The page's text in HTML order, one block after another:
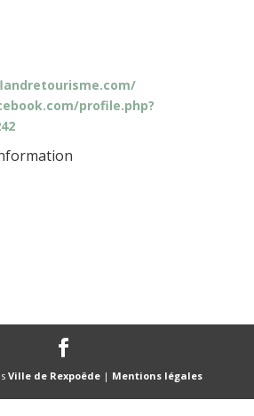
profile.php?
Ville de Rexpoëde| Mentions légales